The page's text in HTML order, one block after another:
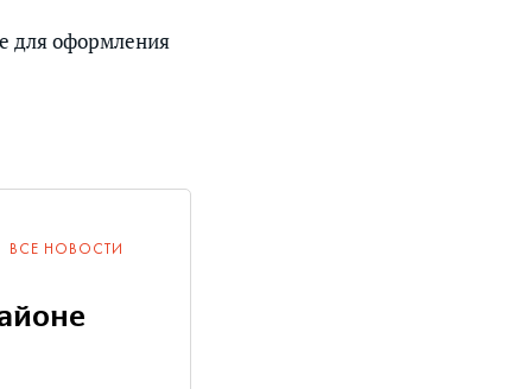
для оформления
ВСЕ НОВОСТИ